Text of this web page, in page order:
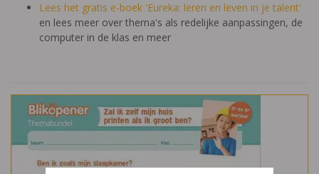
Lees het gratis e-boek 'Eureka: leren en leven in je talent'
en lees meer over thema's als redelijke aanpassingen, de
computer in de klas en meer